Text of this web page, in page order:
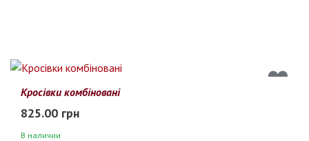
Кросівки комбіновані
825.00 грн
В наличии